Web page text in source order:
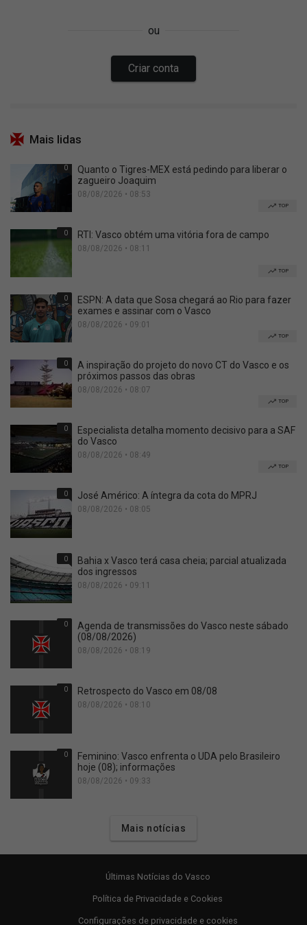
Mais lidas
0
Quanto o Tigres-MEX está pedindo para liberar o
zagueiro Joaquim
08/08/2026 • 08:53
TOP
0 RTI: Vasco obtém uma vitória fora de campo
08/08/2026 • 08:11
TOP
0
ESPN: A data que Sosa chegará ao Rio para fazer
exames e assinar com o Vasco
08/08/2026 • 09:01
TOP
0
A inspiração do projeto do novo CT do Vasco e os
próximos passos das obras
08/08/2026 • 08:07
TOP
0
Especialista detalha momento decisivo para a SAF
do Vasco
08/08/2026 • 08:49
TOP
0 José Américo: A íntegra da cota do MPRJ
08/08/2026 • 08:05
0
Bahia x Vasco terá casa cheia; parcial atualizada
dos ingressos
08/08/2026 • 09:11
0
Agenda de transmissões do Vasco neste sábado
(08/08/2026)
08/08/2026 • 08:19
0 Retrospecto do Vasco em 08/08
08/08/2026 • 08:10
0
Feminino: Vasco enfrenta o UDA pelo Brasileiro
hoje (08); informações
08/08/2026 • 09:33
Mais notícias
Últimas Notícias do Vasco
Política de Privacidade e Cookies
Configurações de privacidade e cookies